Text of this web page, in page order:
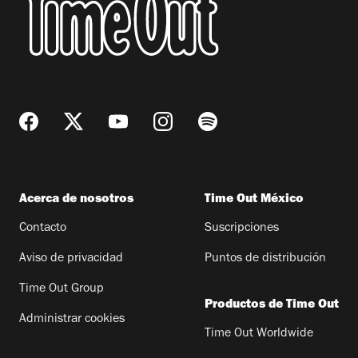
Acerca de nosotros
Contacto
Aviso de privacidad
Time Out Group
Administrar cookies
Time Out México
Suscripciones
Puntos de distribución
Productos de Time Out
Time Out Worldwide